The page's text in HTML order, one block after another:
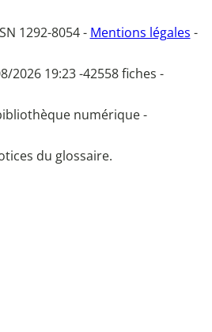
1292-8054 - Mentions légales -
2026 19:23 -42558 fiches -
numérique -
du glossaire.